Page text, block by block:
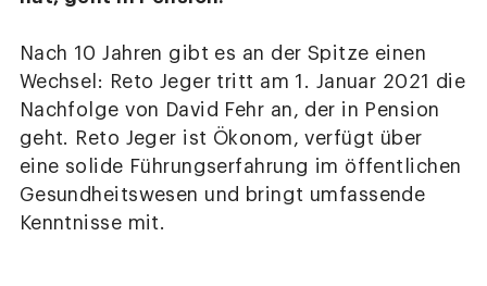
Nach 10 Jahren gibt es an der Spitze einen
Wechsel: Reto Jeger tritt am 1. Januar 2021 die
Nachfolge von David Fehr an, der in Pension
geht. Reto Jeger ist Ökonom, verfügt über
eine solide Führungserfahrung im öffentlichen
Gesundheitswesen und bringt umfassende
Kenntnisse mit.